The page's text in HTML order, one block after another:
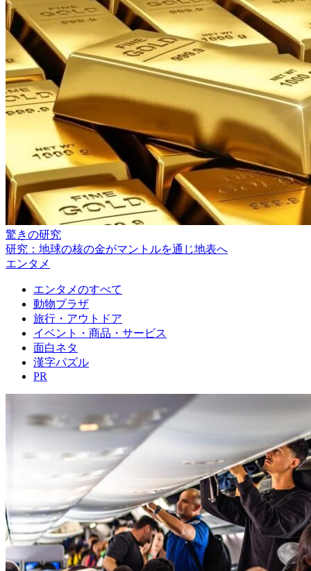
驚きの研究
研究：地球の核の金がマントルを通じ地表へ
エンタメ
エンタメのすべて
動物プラザ
旅行・アウトドア
イベント・商品・サービス
面白ネタ
漢字パズル
PR